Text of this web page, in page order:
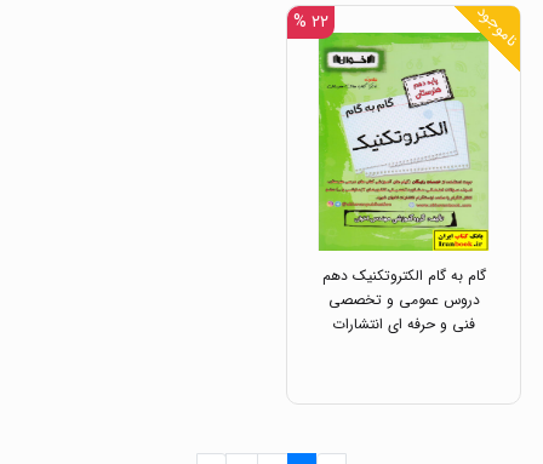
ناموجود ۲۲ %
گام به گام الکتروتکنیک دهم
دروس عمومی و تخصصی
فنی و حرفه ای انتشارات